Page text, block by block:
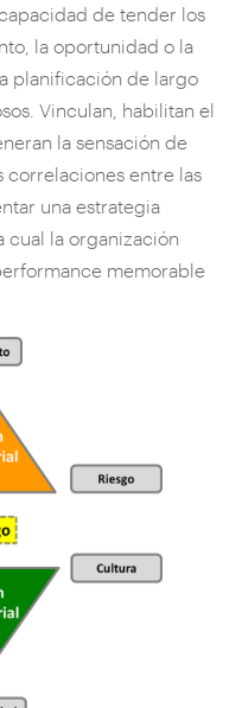
de tender los
la oportunidad o la
planificación de largo
Vinculan, habilitan el
la sensación de
correlaciones entre las
una estrategia
cual la organización
memorable